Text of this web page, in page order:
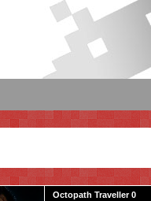
Octopath Traveller 0